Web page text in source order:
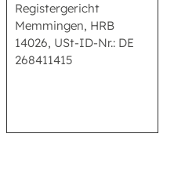
Registergericht
Memmingen, HRB
14026, USt-ID-Nr.: DE
268411415